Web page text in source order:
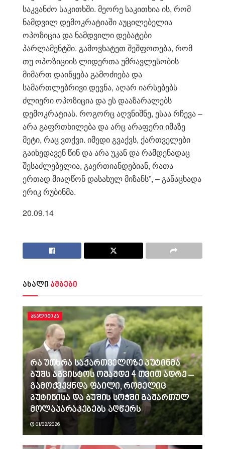
საკვანძო საკითხში. მეორე საკითხია ის, რომ
ნამდვილ დემოკრატიაში აუცილებელია
ოპოზიცია და ნამდვილი დებატები
პარლამენტში. გამოვხატეთ შეშფოთება, რომ
თუ ოპოზიციის ლიდერთა უმრავლესობის
მიმართ დაიწყება გამოძიება და
სამართლებრივი დევნა, აღარ იარსებებს
ძლიერი ოპოზიცია და ეს დააზარალებს
დემოკრატიას. როგორც აღვნიშნე, ესაა რჩევა –
არა გაფრთხილება და არც არაფერი იმაზე
მეტი, რაც ვთქვი. იმედი გვაქვს, ქართველები
გაიხედავენ წინ და არა უკან და რამდენადაც
შესაძლებელია, გაერთიანდებიან, რათა
ერთად მიაღწონ დასახულ მიზანს”, – განაცხადა
ერიკ რუბინმა.
20.09.14
ახალი ამბები
ᲐᲜᲐᲚᲘᲢᲘᲙᲐ
რა უთხრა საქართველოზე პუტინმა
ბუშს აგვისტოს ომამდე 4 თვით ადრე –
გამოქვეყნდა ფაილი, რომელიც
პუტინისა და ბუშის სოჭში გამართულ
მოლაპარაკებებს აღწერს
01/02/2026